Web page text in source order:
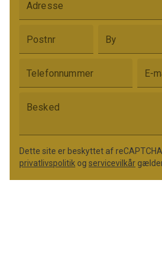
Adresse
Postnr By
Telefonnummer E-
Besked
Dette site er beskyttet af reCAPTCHA
privatlivspolitik og servicevilkår